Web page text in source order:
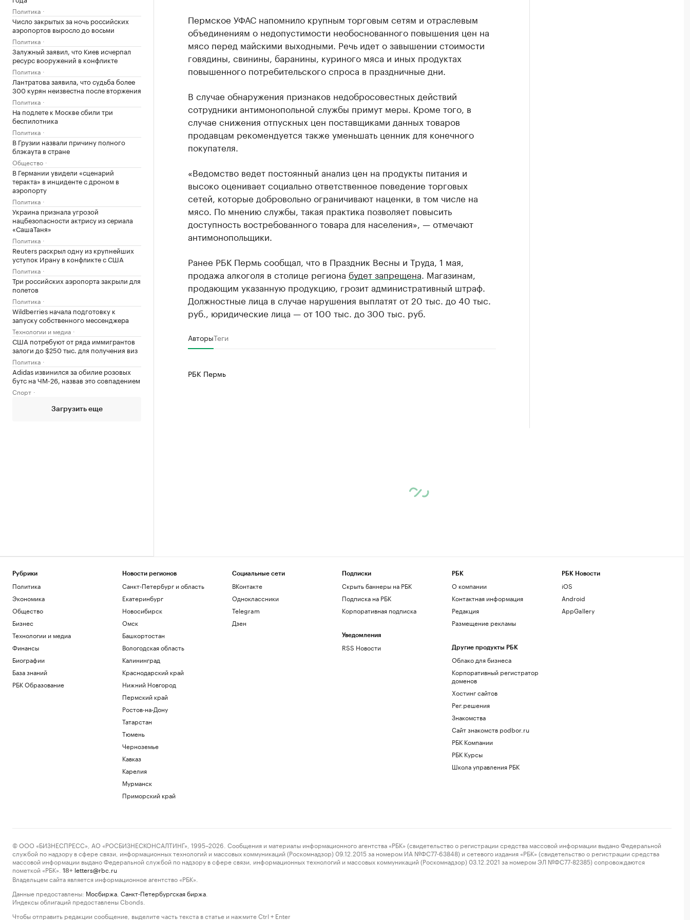
Политика
Число закрытых за ночь российских
аэропортов выросло до восьми
Политика
Залужный заявил, что Киев исчерпал
ресурс вооружений в конфликте
Политика
Лантратова заявила, что судьба более
300 курян неизвестна после вторжения
Политика
На подлете к Москве сбили три
беспилотника
Политика
В Грузии назвали причину полного
блэкаута в стране
Общество
В Германии увидели «сценарий
теракта» в инциденте с дроном в
аэропорту
Политика
Украина признала угрозой
нацбезопасности актрису из сериала
«СашаТаня»
Политика
Reuters раскрыл одну из крупнейших
уступок Ирану в конфликте с США
Политика
Три российских аэропорта закрыли для
полетов
Политика
Wildberries начала подготовку к
запуску собственного мессенджера
Технологии и медиа
США потребуют от ряда иммигрантов
залоги до $250 тыс. для получения виз
Политика
Adidas извинился за обилие розовых
бутс на ЧМ-26, назвав это совпадением
Спорт
Загрузить еще
Пермское УФАС напомнило крупным торговым сетям и отраслевым
объединениям о недопустимости необоснованного повышения цен на
мясо перед майскими выходными. Речь идет о завышении стоимости
говядины, свинины, баранины, куриного мяса и иных продуктах
повышенного потребительского спроса в праздничные дни.
В случае обнаружения признаков недобросовестных действий
сотрудники антимонопольной службы примут меры. Кроме того, в
случае снижения отпускных цен поставщиками данных товаров
продавцам рекомендуется также уменьшать ценник для конечного
покупателя.
«Ведомство ведет постоянный анализ цен на продукты питания и
высоко оценивает социально ответственное поведение торговых
сетей, которые добровольно ограничивают наценки, в том числе на
мясо. По мнению службы, такая практика позволяет повысить
доступность востребованного товара для населения», — отмечают
антимонопольщики.
Ранее РБК Пермь сообщал, что в Праздник Весны и Труда, 1 мая,
продажа алкоголя в столице региона будет запрещена . Магазинам,
продающим указанную продукцию, грозит административный штраф.
Должностные лица в случае нарушения выплатят от 20 тыс. до 40 тыс.
руб., юридические лица — от 100 тыс. до 300 тыс. руб.
АвторыТеги
РБК Пермь
Рубрики
Политика
Экономика
Общество
Бизнес
Технологии и медиа
Финансы
Биографии
База знаний
РБК Образование
Новости регионов
Санкт-Петербург и область
Екатеринбург
Новосибирск
Омск
Башкортостан
Вологодская область
Калининград
Краснодарский край
Нижний Новгород
Пермский край
Ростов-на-Дону
Татарстан
Тюмень
Черноземье
Кавказ
Карелия
Мурманск
Приморский край
Социальные сети
ВКонтакте
Одноклассники
Telegram
Дзен
Подписки
Скрыть баннеры на РБК
Подписка на РБК
Корпоративная подписка
Уведомления
RSS Новости
РБК
О компании
Контактная информация
Редакция
Размещение рекламы
Другие продукты РБК
Облако для бизнеса
Корпоративный регистратор
доменов
Хостинг сайтов
Рег.решения
Знакомства
Сайт знакомств podbor.ru
РБК Компании
РБК Курсы
Школа управления РБК
РБК Новости
iOS
Android
AppGallery
© ООО «БИЗНЕСПРЕСС», АО «РОСБИЗНЕСКОНСАЛТИНГ», 1995–2026. Сообщения и материалы информационного агентства «РБК» (свидетельство о регистрации средства массовой информации выдано Федеральной
службой по надзору в сфере связи, информационных технологий и массовых коммуникаций (Роскомнадзор) 09.12.2015 за номером ИА №ФС77-63848) и сетевого издания «РБК» (свидетельство о регистрации средства
массовой информации выдано Федеральной службой по надзору в сфере связи, информационных технологий и массовых коммуникаций (Роскомнадзор) 03.12.2021 за номером ЭЛ №ФС77-82385) сопровождаются
пометкой «РБК».
18+ letters@rbc.ru
Владельцем сайта является информационное агентство «РБК».
Данные предоставлены: Мосбиржа Санкт-Петербургская биржа
Индексы облигаций предоставлены Cbonds.
Чтобы отправить редакции сообщение, выделите часть текста в статье и нажмите Ctrl + Enter